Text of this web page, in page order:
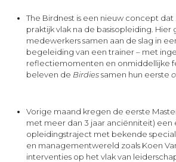
The Birdnest is een nieuw concept
praktijk vlak na de basisopleiding. Hier
medewerkers samen aan de slag in
begeleiding van een trainer – met
reflectiemomenten en onmiddellijke
beleven de Birdiessamen hun eerste
Vorige maand kregen de eerste
met meer dan 3 jaar anciënniteit) een
opleidingstraject met bekende
en managementwereld zoals Koen
interventies op het vlak van